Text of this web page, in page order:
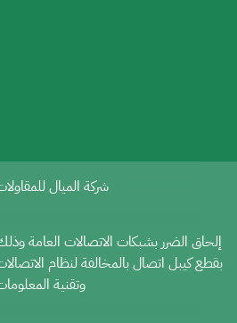
شركة الميال
إلحاق الضرر بشبكات الاتصالات العامة
بقطع كيبل اتصال بالمخالفة لنظام
وتقنية